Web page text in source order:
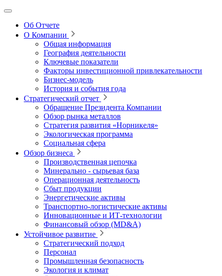
Об Отчете
О Компании
Общая информация
География деятельности
Ключевые показатели
Факторы инвестиционной привлекательности
Бизнес-модель
История и события года
Стратегический отчет
Обращение Президента Компании
Обзор рынка металлов
Стратегия развития «Норникеля»
Экологическая программа
Социальная сфера
Обзор бизнеса
Производственная цепочка
Минерально ‑ сырьевая база
Операционная деятельность
Сбыт продукции
Энергетические активы
Транспортно-логистические активы
Инновационные и ИТ‑технологии
Финансовый обзор (MD&A)
Устойчивое развитие
Стратегический подход
Персонал
Промышленная безопасность
Экология и климат